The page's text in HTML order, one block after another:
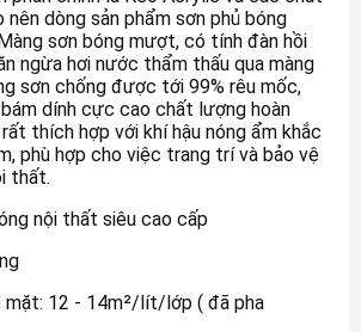
nên dòng sản phẩm sơn phủ bóng
sơn bóng mượt, có tính đàn hồi
ngừa hơi nước thẩm thấu qua màng
sơn chống được tới 99% rêu mốc,
dính cực cao chất lượng hoàn
thích hợp với khí hậu nóng ẩm khắc
phù hợp cho việc trang trí và bảo vệ
thất.
nội thất siêu cao cấp
mặt: 12 - 14m²/lít/lớp ( đã pha